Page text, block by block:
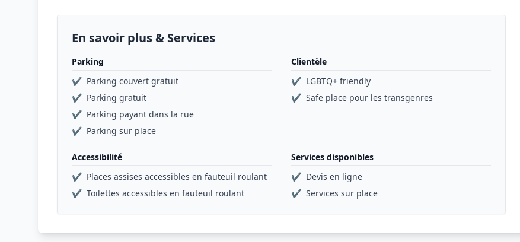
En savoir plus & Services
Parking
✔ Parking couvert gratuit
✔ Parking gratuit
✔ Parking payant dans la rue
✔ Parking sur place
Clientèle
✔ LGBTQ+ friendly
✔ Safe place pour les transgenres
Accessibilité
✔ Places assises accessibles en fauteuil roulant
✔ Toilettes accessibles en fauteuil roulant
Services disponibles
✔ Devis en ligne
✔ Services sur place